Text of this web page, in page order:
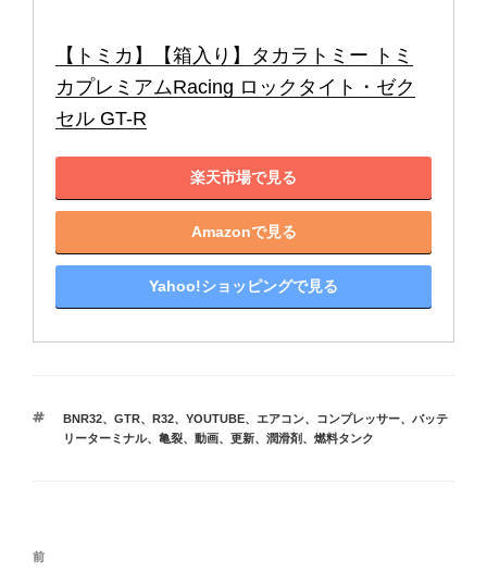
【トミカ】【箱入り】タカラトミー トミ
カプレミアムRacing ロックタイト・ゼク
セル GT-R
楽天市場で見る
Amazonで見る
Yahoo!ショッピングで見る
タ
グ
BNR32、 GTR、 R32、 YOUTUBE、 エアコン、 コンプレッサー、 バッテ
リーターミナル、 亀裂、 動画、 更新、 潤滑剤 、 燃料タンク
投
前
前